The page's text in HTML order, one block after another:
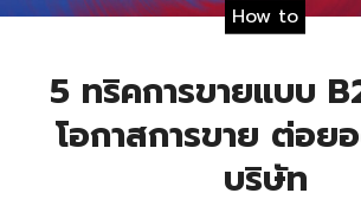
How to
5 ทริคการขายแบบ
โอกาสการขาย ต่อย
บริษัท